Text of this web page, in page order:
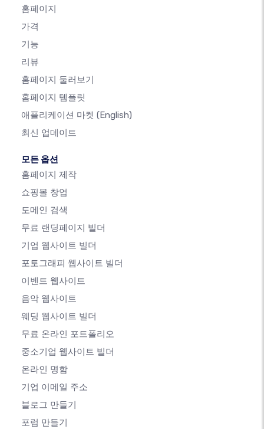
홈페이지
가격
기능
리뷰
홈페이지 둘러보기
홈페이지 템플릿
애플리케이션 마켓 (English)
최신 업데이트
모든 옵션
홈페이지 제작
쇼핑몰 창업
도메인 검색
무료 랜딩페이지 빌더
기업 웹사이트 빌더
포토그래피 웹사이트 빌더
이벤트 웹사이트
음악 웹사이트
웨딩 웹사이트 빌더
무료 온라인 포트폴리오
중소기업 웹사이트 빌더
온라인 명함
기업 이메일 주소
블로그 만들기
포럼 만들기